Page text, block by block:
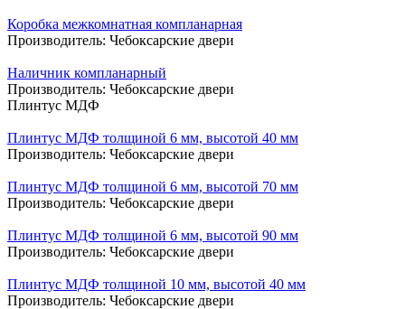
Коробка межкомнатная компланарная
Производитель: Чебоксарские двери
Наличник компланарный
Производитель: Чебоксарские двери
Плинтус МДФ
Плинтус МДФ толщиной 6 мм, высотой 40 мм
Производитель: Чебоксарские двери
Плинтус МДФ толщиной 6 мм, высотой 70 мм
Производитель: Чебоксарские двери
Плинтус МДФ толщиной 6 мм, высотой 90 мм
Производитель: Чебоксарские двери
Плинтус МДФ толщиной 10 мм, высотой 40 мм
Производитель: Чебоксарские двери